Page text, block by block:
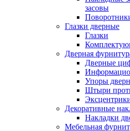
засовы
Глазки дверные
Глазки
Дверная
Дверные
Упоры
Штыри
Декоративные
Накладки
Мебельная